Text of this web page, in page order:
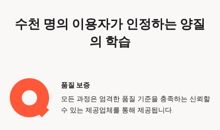
수천 명의 이용자가 인정하는 양질
의 학습
품질 보증
모든 과정은 엄격한 품질 기준을 충족하는 신뢰할
수 있는 제공업체를 통해 제공됩니다.